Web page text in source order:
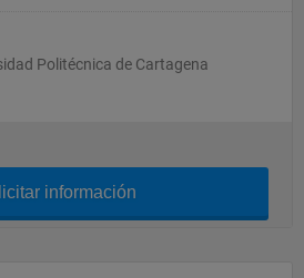
Politécnica de Cartagena
información